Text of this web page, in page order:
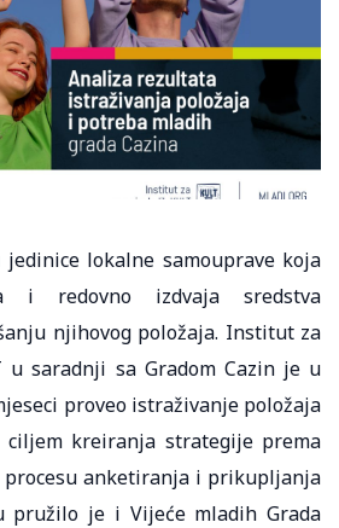
jedinice lokalne samouprave koja
i redovno izdvaja sredstva
njihovog položaja. Institut za
u saradnji sa Gradom Cazin je u
proveo istraživanje položaja
kreiranja strategije prema
procesu anketiranja i prikupljanja
pružilo je i Vijeće mladih Grada